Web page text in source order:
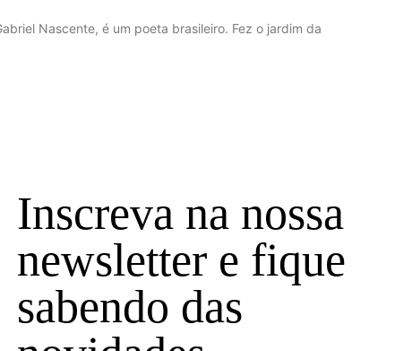
Nascente, é um poeta brasileiro. Fez o jardim da
Inscreva na nossa
newsletter e fique
sabendo das